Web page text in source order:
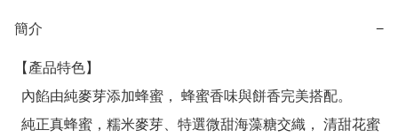
簡介 −
【產品特色】